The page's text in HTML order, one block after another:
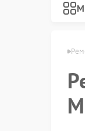
Pulsar в Москве